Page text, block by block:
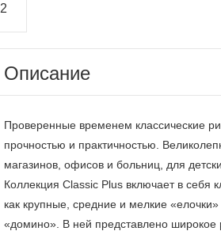
2
Описание
Проверенные временем классические
прочностью и практичностью.
магазинов, офисов и больниц, для
Коллекция Classic Plus включает в себя
как крупные, средние и мелкие
«домино». В ней представлено широкое